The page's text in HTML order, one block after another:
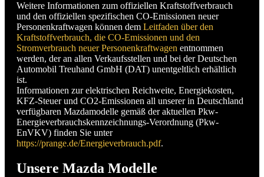
Weitere Informationen zum offiziellen Kraftstoffverbrauch
und den offiziellen spezifischen CO-Emissionen neuer
Personenkraftwagen können dem Leitfaden über den
Kraftstoffverbrauch, die CO-Emissionen und den
Stromverbrauch neuer Personenkraftwagen entnommen
werden, der an allen Verkaufsstellen und bei der Deutschen
Automobil Treuhand GmbH (DAT) unentgeltlich erhältlich
ist.
Informationen zur elektrischen Reichweite, Energiekosten,
KFZ-Steuer und CO2-Emissionen all unserer in Deutschland
verfügbaren Mazdamodelle gemäß der aktuellen Pkw-
Energieverbrauchskennzeichnungs-Verordnung (Pkw-
EnVKV) finden Sie unter
https://prange.de/Energieverbrauch.pdf.
Unsere Mazda Modelle